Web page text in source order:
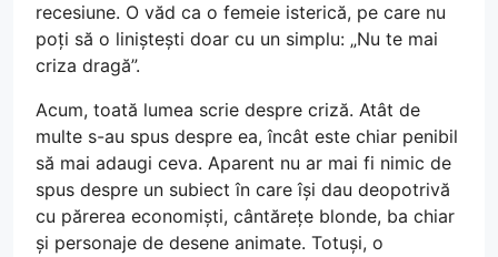
recesiune. O văd ca o femeie isterică, pe care nu
poți să o liniștești doar cu un simplu: „Nu te mai
criza dragă”.
Acum, toată lumea scrie despre criză. Atât de
multe s-au spus despre ea, încât este chiar penibil
să mai adaugi ceva. Aparent nu ar mai fi nimic de
spus despre un subiect în care își dau deopotrivă
cu părerea economiști, cântărețe blonde, ba chiar
și personaje de desene animate. Totuși, o